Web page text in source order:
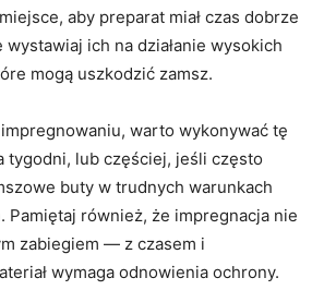
aby preparat miał czas dobrze
wystawiaj ich na działanie wysokich
mogą uszkodzić zamsz.
warto wykonywać tę
tygodni, lub częściej, jeśli często
buty w trudnych warunkach
Pamiętaj również, że impregnacja nie
zabiegiem — z czasem i
wymaga odnowienia ochrony.